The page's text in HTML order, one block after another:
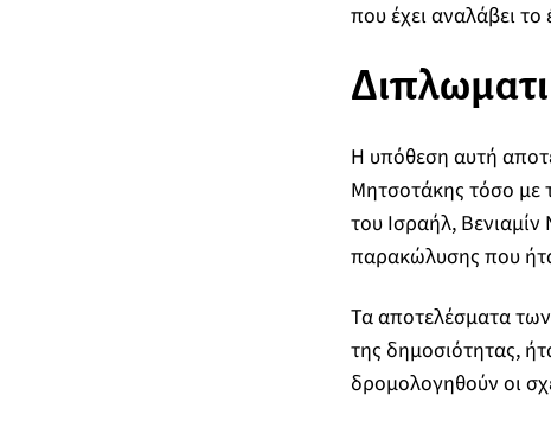
που έχει αναλάβει
Η υπόθεση αυτή
Μητσοτάκης τόσο με
του Ισραήλ, Βενιαμίν
παρακώλυσης που
Τα αποτελέσματα
της δημοσιότητας,
δρομολογηθούν οι